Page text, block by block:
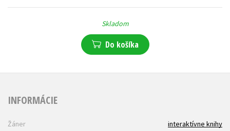
Skladom
Do košíka
INFORMÁCIE
Žáner
interaktívne knihy